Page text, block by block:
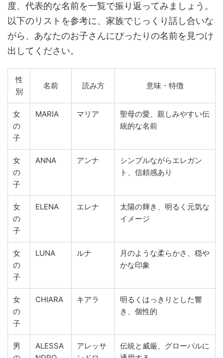
度、代表的な名前を一覧で振り返ってみましょう。
以下のリストを参考に、家族でじっくり話し合いな
がら、あなたのお子さんにぴったりの名前を見つけ
出してください。
性
別
名前 読み方 意味・特徴
女
の
子
MARIA マリア
聖母の愛、親しみやすい伝
統的な名前
女
の
子
ANNA アンナ
シンプルながらエレガン
ト、信頼感あり
女
の
子
ELENA エレナ
太陽の輝き、明るく元気な
イメージ
女
の
子
LUNA ルナ
月のような柔らかさ、穏や
かな印象
女
の
子
CHIARA キアラ
明るくはっきりとした響
き、個性的
男
ALESSA
アレッサ
伝統と威厳、グローバルに